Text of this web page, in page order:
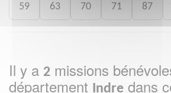
59 63 70 71 87
Il y a 2 missions
département Indre dans